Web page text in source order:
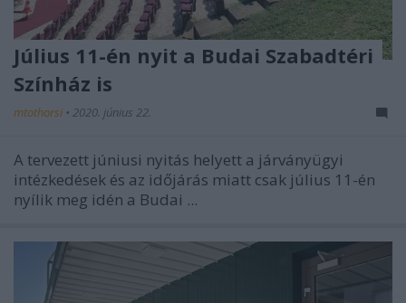
Július 11-én nyit a Budai Szabadtéri
Színház is
mtothorsi • 2020. június 22.
A tervezett júniusi nyitás helyett a járványügyi
intézkedések és az időjárás miatt csak július 11-én
nyílik meg idén a Budai ...